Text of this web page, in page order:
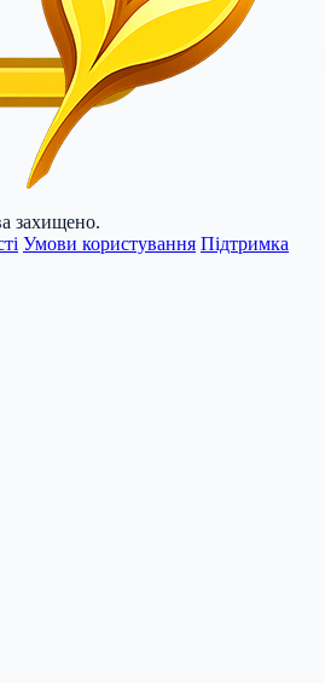
захищено.
Умови користування Підтримка